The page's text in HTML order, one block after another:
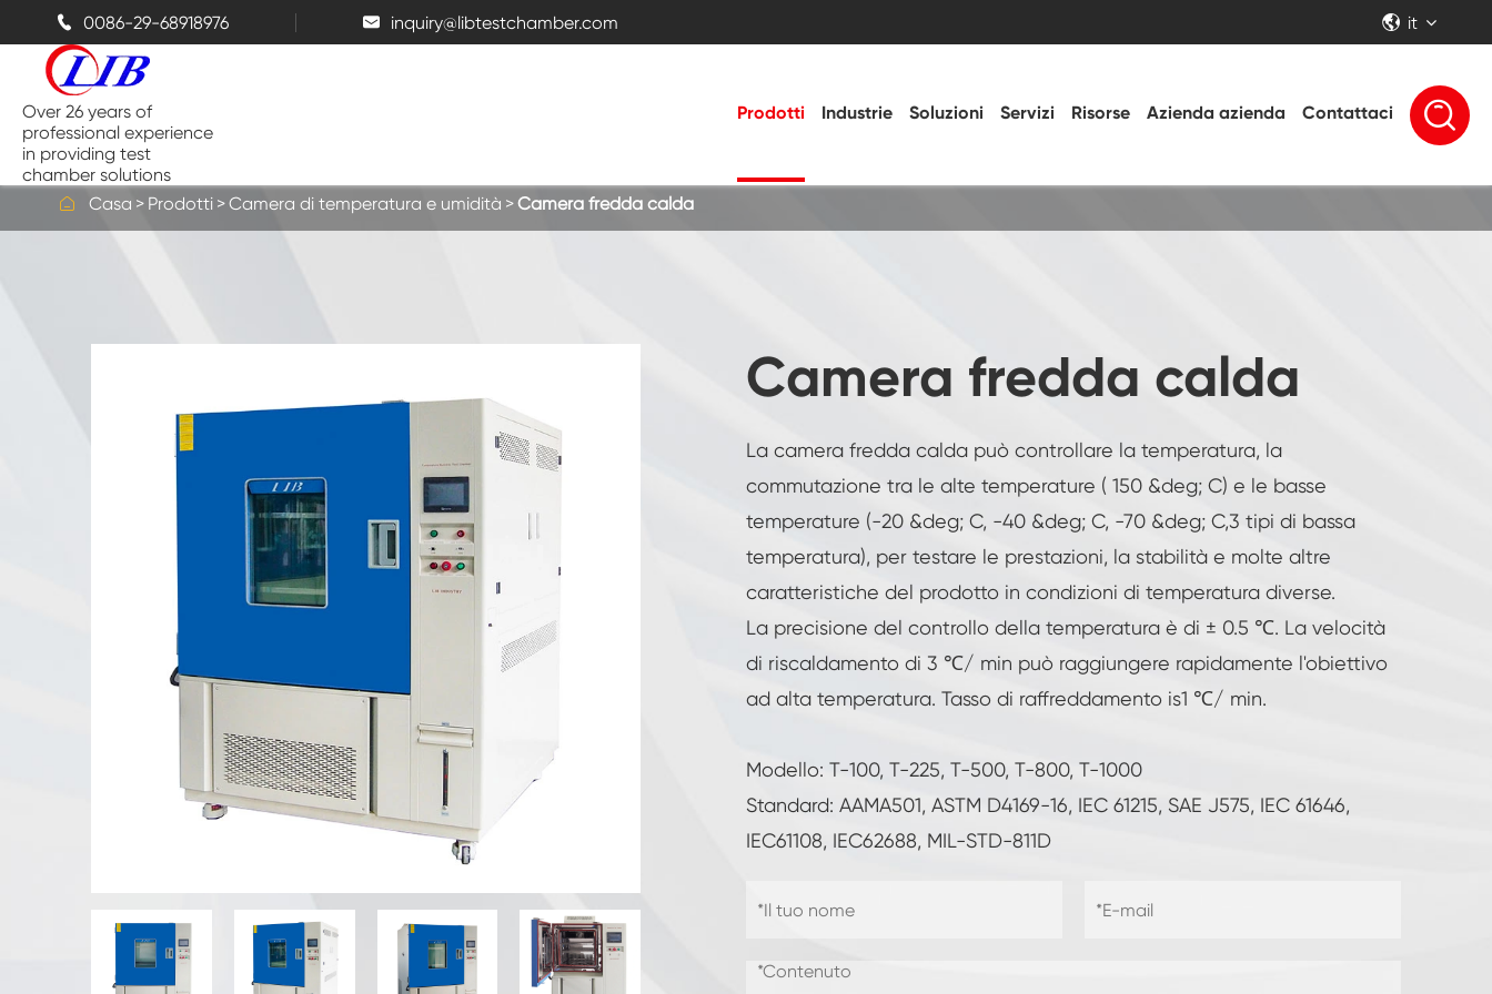
 0086-29-68918976  inquiry@libtestchamber.com  it
Over 26 years of
professional experience
in providing test
chamber solutions
Prodotti
Camera di prova da banco
Camere a spruzzo di sale
Tester di agenti atmosferici UV
Camera di prova della polvere
Camera Walk-in
Camera di prova speciale
Apparecchiatura di prova IP
Camera fredda calda
Camera di prova ad alta bassa temperatura
Camera di umidità a temperatura costante
Camera di prova per batterie
Camera a controllo ambientale
Macchina per prove di stabilità termica
Camera di riscaldamento umida per moduli
fotovoltaici
Camera di prova del clima e della
temperatura
Industrie Soluzioni Servizi Risorse Azienda azienda Contattaci 
 Casa Prodotti Camera di temperatura e umidità Camera fredda calda
Camera fredda calda
La camera fredda calda può controllare la temperatura, la
commutazione tra le alte temperature ( 150 &deg; C) e le basse
temperature (-20 &deg; C, -40 &deg; C, -70 &deg; C,3 tipi di bassa
temperatura), per testare le prestazioni, la stabilità e molte altre
caratteristiche del prodotto in condizioni di temperatura diverse.
La precisione del controllo della temperatura è di ± 0.5 ℃. La velocità
di riscaldamento di 3 ℃/ min può raggiungere rapidamente l'obiettivo
ad alta temperatura. Tasso di raffreddamento is1 ℃/ min.
Modello: T-100, T-225, T-500, T-800, T-1000
Standard: AAMA501, ASTM D4169-16, IEC 61215, SAE J575, IEC 61646,
IEC61108, IEC62688, MIL-STD-811D